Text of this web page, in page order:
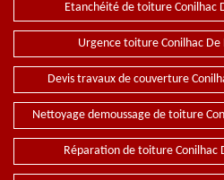
Etanchéité de toiture Conilhac
Urgence toiture Conilhac
Devis travaux de couverture
Nettoyage demoussage de toiture
Réparation de toiture Conilhac